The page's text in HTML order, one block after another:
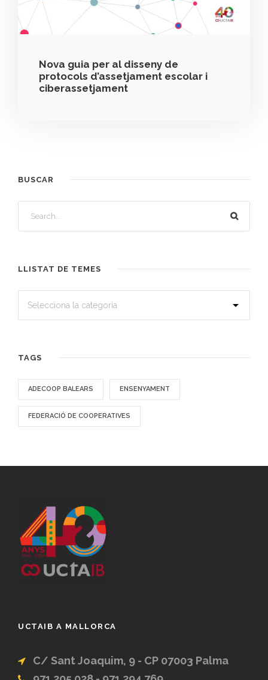
Nova guia per al disseny de
protocols d’assetjament escolar i
ciberassetjament
BUSCAR
LLISTAT DE TEMES
TAGS
ADECOOP BALEARS ENSENYAMENT
FEDERACIÓ DE COOPERATIVES
UCTAIB A MALLORCA
C/ Sant Joaquim, 9 - CP 07003 Palma